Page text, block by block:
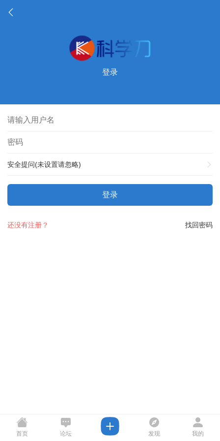
登录
安全提问(未设置请忽略)
登录
找回密码
还没有注册？
首页 论坛 发现 我的